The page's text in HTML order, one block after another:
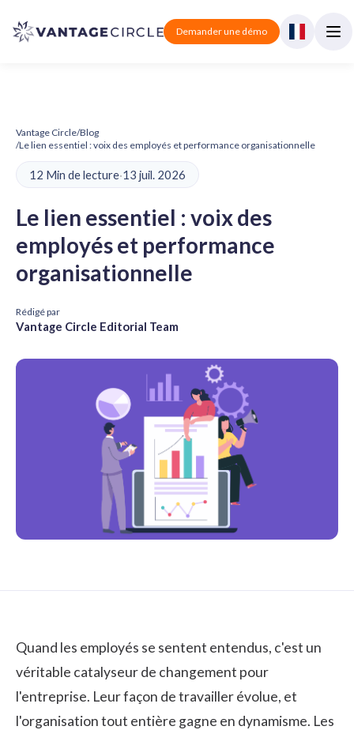
Demander une démo
Vantage Circle/Blog
/Le lien essentiel : voix des employés et performance organisationnelle
12 Min de lecture·13 juil. 2026
Le lien essentiel : voix des
employés et performance
organisationnelle
Rédigé par
Vantage Circle Editorial Team
Quand les employés se sentent entendus, c'est un
véritable catalyseur de changement pour
l'entreprise. Leur façon de travailler évolue, et
l'organisation tout entière gagne en dynamisme. Les